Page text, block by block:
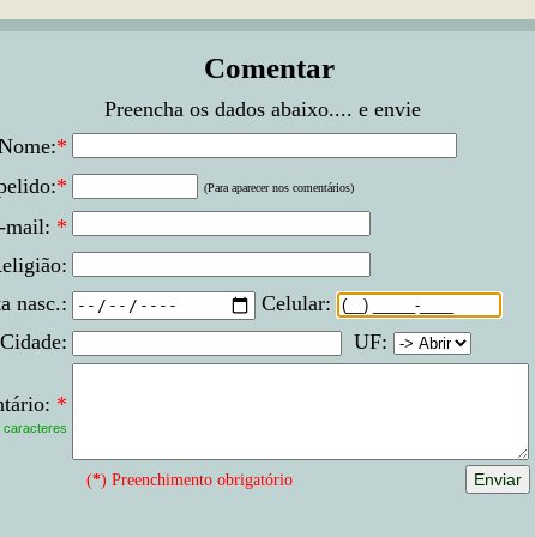
Comentar
Preencha os dados abaixo.... e envie
*
* (Para aparecer nos comentários)
mail: *
nasc.:
Celular:
Cidade:
UF:
*
caracteres
(*) Preenchimento obrigatório